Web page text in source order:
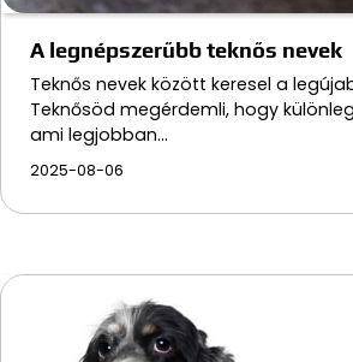
A legnépszerűbb teknős nevek
Teknős nevek között keresel a
Teknősöd megérdemli, hogy
ami legjobban…
2025-08-06